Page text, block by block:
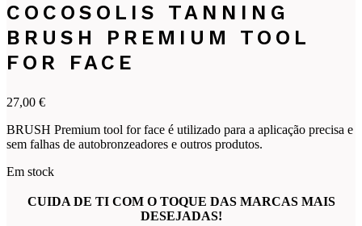
COCOSOLIS TANNING
BRUSH PREMIUM TOOL
FOR FACE
27,00 €
BRUSH Premium tool for face é utilizado para a aplicação precisa e
sem falhas de autobronzeadores e outros produtos.
Em stock
CUIDA DE TI COM O TOQUE DAS MARCAS MAIS
DESEJADAS!